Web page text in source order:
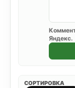
Яндекс.
СОРТИРОВКА